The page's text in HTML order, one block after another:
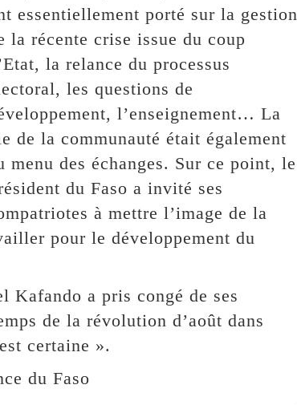
essentiellement porté sur la gestion
la récente crise issue du coup
la relance du processus
les questions de
l’enseignement… La
de la communauté était également
menu des échanges. Sur ce point, le
du Faso a invité ses
à mettre l’image de la
pour le développement du
Kafando a pris congé de ses
de la révolution d’août dans
certaine ».
du Faso